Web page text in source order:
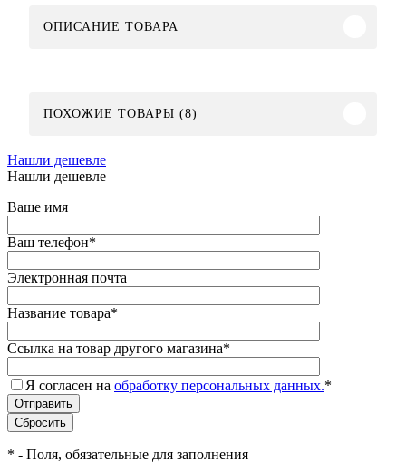
ОПИСАНИЕ ТОВАРА
ПОХОЖИЕ ТОВАРЫ (8)
Нашли дешевле
Нашли дешевле
Ваше имя
Ваш телефон*
Электронная почта
Название товара*
Ссылка на товар другого магазина*
Я согласен на обработку персональных данных.*
* - Поля, обязательные для заполнения